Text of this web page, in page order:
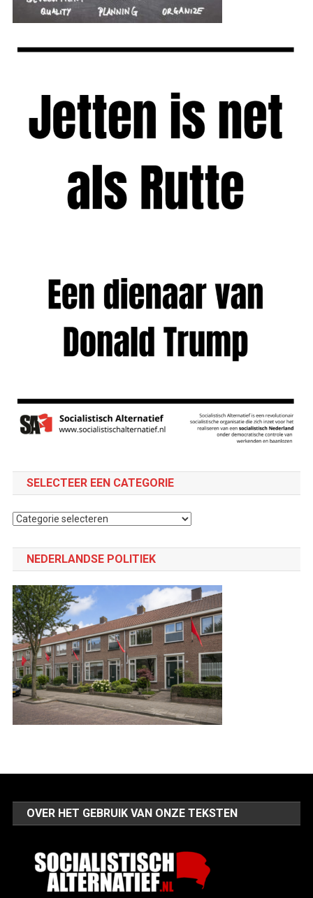
SELECTEER EEN CATEGORIE
Selecteer
categorie
NEDERLANDSE POLITIEK
OVER HET GEBRUIK VAN ONZE TEKSTEN